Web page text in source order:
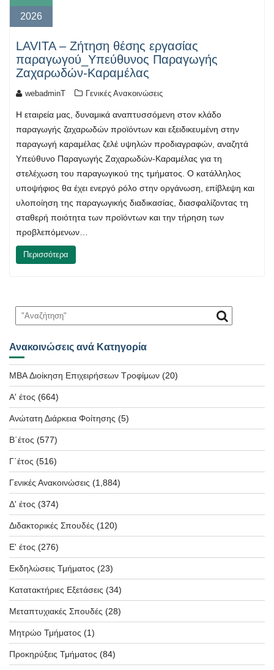
2026
LAVITA – Ζήτηση θέσης εργασίας
παραγωγού_Υπεύθυνος Παραγωγής
Ζαχαρωδών-Καραμέλας
webadminT Γενικές Ανακοινώσεις
Η εταιρεία μας, δυναμικά αναπτυσσόμενη στον κλάδο
παραγωγής ζαχαρωδών προϊόντων και εξειδικευμένη στην
παραγωγή καραμέλας ζελέ υψηλών προδιαγραφών, αναζητά
Υπεύθυνο Παραγωγής Ζαχαρωδών-Καραμέλας για τη
στελέχωση του παραγωγικού της τμήματος. Ο κατάλληλος
υποψήφιος θα έχει ενεργό ρόλο στην οργάνωση, επίβλεψη και
υλοποίηση της παραγωγικής διαδικασίας, διασφαλίζοντας τη
σταθερή ποιότητα των προϊόντων και την τήρηση των
προβλεπόμενων…
Περισσότερα
Ανακοινώσεις ανά Κατηγορία
MBA Διοίκηση Επιχειρήσεων Τροφίμων (20)
Α' έτος (664)
Ανώτατη Διάρκεια Φοίτησης (5)
Β΄έτος (577)
Γ΄έτος (516)
Γενικές Ανακοινώσεις (1,884)
Δ' έτος (374)
Διδακτορικές Σπουδές (120)
Ε' έτος (276)
Εκδηλώσεις Τμήματος (23)
Κατατακτήριες Εξετάσεις (34)
Μεταπτυχιακές Σπουδές (28)
Μητρώο Τμήματος (1)
Προκηρύξεις Τμήματος (84)